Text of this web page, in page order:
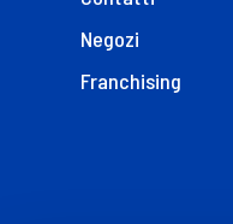
Negozi
Franchising